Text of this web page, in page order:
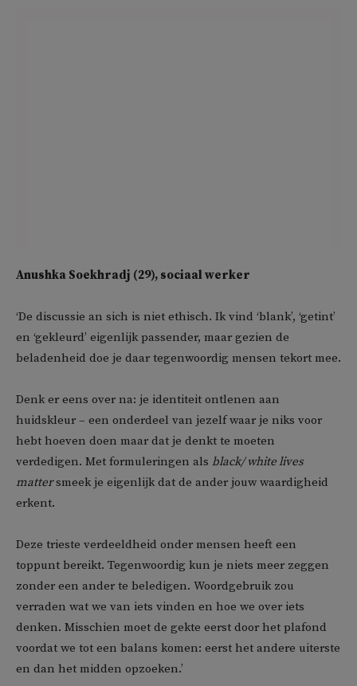
Anushka Soekhradj (29), sociaal werker
‘De discussie an sich is niet ethisch. Ik vind ‘blank’, ‘getint’
en ‘gekleurd’ eigenlijk passender, maar gezien de
beladenheid doe je daar tegenwoordig mensen tekort mee.
Denk er eens over na: je identiteit ontlenen aan
huidskleur – een onderdeel van jezelf waar je niks voor
hebt hoeven doen maar dat je denkt te moeten
verdedigen. Met formuleringen als black/ white lives
mattersmeek je eigenlijk dat de ander jouw waardigheid
erkent.
Deze trieste verdeeldheid onder mensen heeft een
toppunt bereikt. Tegenwoordig kun je niets meer zeggen
zonder een ander te beledigen. Woordgebruik zou
verraden wat we van iets vinden en hoe we over iets
denken. Misschien moet de gekte eerst door het plafond
voordat we tot een balans komen: eerst het andere uiterste
en dan het midden opzoeken.’